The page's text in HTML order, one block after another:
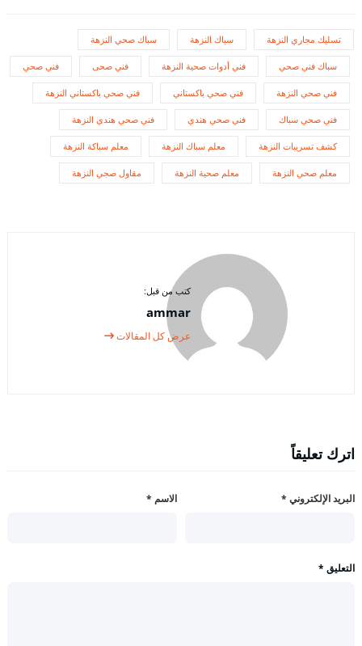
تسليك مجاري النزهة سباك النزهة سباك صحي النزهة
سباك فني صحي فني أدوات صحية النزهة فني صحى فني صحي
فني صحي النزهة فني صحي باكستاني فني صحي باكستاني النزهة
فني صحي سباك فني صحي هندي فني صحي هندي النزهة
كشف تسريبات النزهة معلم سباك النزهة معلم سباكة النزهة
معلم صحي النزهة معلم صحية النزهة مقاول صجي النزهة
كتب من قبل:
ammar
عرض كل المقالات
اترك تعليقاً
الاسم * البريد الإلكتروني *
التعليق *